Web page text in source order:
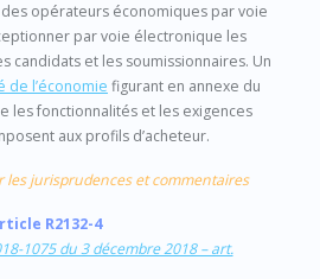
opérateurs économiques par voie
par voie électronique les
candidats et les soumissionnaires. Un
de l’économie figurant en annexe du
les fonctionnalités et les exigences
aux profils d’acheteur.
les jurisprudences et commentaires
R2132-4
1075 du 3 décembre 2018 – art.